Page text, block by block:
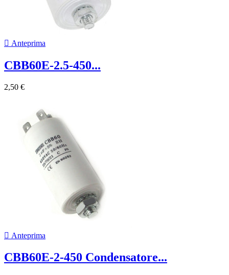
 Anteprima
CBB60E-2.5-450...
2,50 €
 Anteprima
CBB60E-2-450 Condensatore...